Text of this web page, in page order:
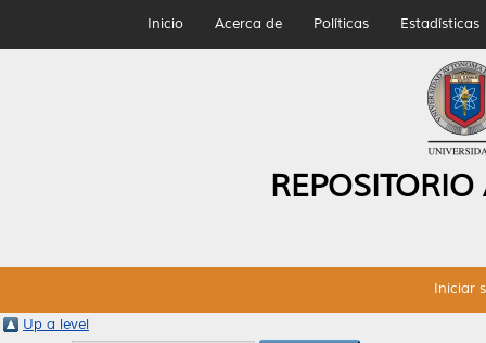
Inicio Acerca de Políticas Estadísticas
Iniciar
Up a level